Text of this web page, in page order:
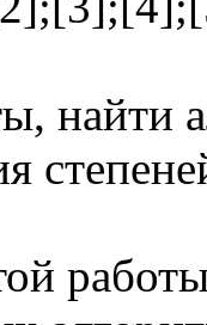
найти